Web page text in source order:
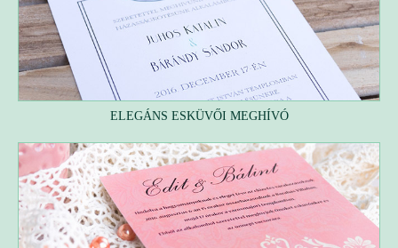
ELEGÁNS ESKÜVŐI MEGHÍVÓ